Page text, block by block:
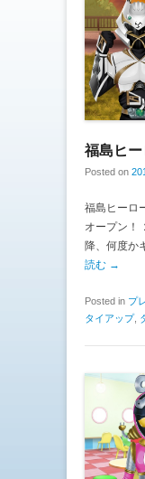
福島ヒー
Posted on
福島ヒーロ
オープン！
降、何度か
読む →
Posted in プ
タイアップ,